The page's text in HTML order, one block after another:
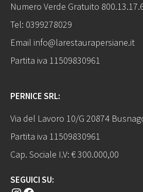
Numero Verde Gratuito
Tel: 0399278029
Email info@larestaurapersiane.it
Partita iva 11509830961
PERNICE SRL:
Via del Lavoro 10/G 20874
Partita iva 11509830961
Cap. Sociale I.V: € 300.000,00
SEGUICI SU: